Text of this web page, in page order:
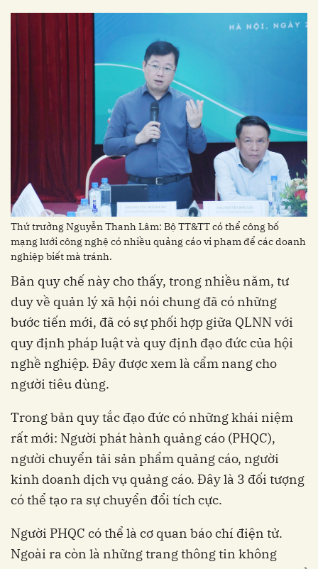
Thứ trưởng Nguyễn Thanh Lâm: Bộ TT&TT có thể công bố
mạng lưới công nghệ có nhiều quảng cáo vi phạm để các doanh
nghiệp biết mà tránh.
Bản quy chế này cho thấy, trong nhiều năm, tư
duy về quản lý xã hội nói chung đã có những
bước tiến mới, đã có sự phối hợp giữa QLNN với
quy định pháp luật và quy định đạo đức của hội
nghề nghiệp. Đây được xem là cẩm nang cho
người tiêu dùng.
Trong bản quy tắc đạo đức có những khái niệm
rất mới: Người phát hành quảng cáo (PHQC),
người chuyển tải sản phẩm quảng cáo, người
kinh doanh dịch vụ quảng cáo. Đây là 3 đối tượng
có thể tạo ra sự chuyển đổi tích cực.
Người PHQC có thể là cơ quan báo chí điện tử.
Ngoài ra còn là những trang thông tin không